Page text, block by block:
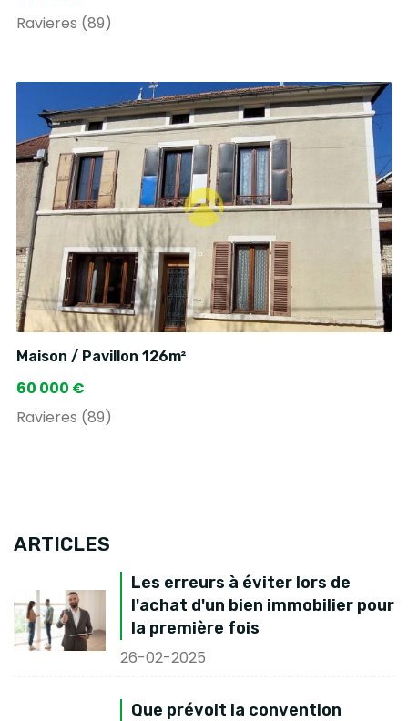
Ravieres (89)
Maison / Pavillon 126m²
60 000 €
Ravieres (89)
ARTICLES
Les erreurs à éviter lors de
l'achat d'un bien immobilier pour
la première fois
26-02-2025
Que prévoit la convention